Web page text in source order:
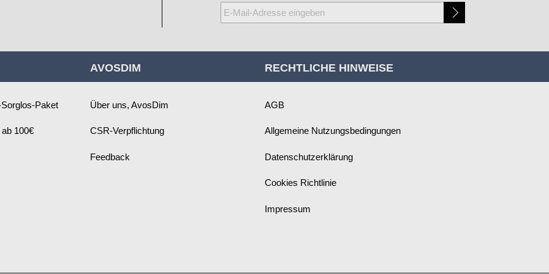
Melden
Sie
für
Newsletter
Sorglos-Paket
100€
AVOSDIM
Über uns, AvosDim
CSR-Verpflichtung
Feedback
RECHTLICHE HINWEISE
AGB
Allgemeine Nutzungsbedingungen
Datenschutzerklärung
Cookies Richtlinie
Impressum